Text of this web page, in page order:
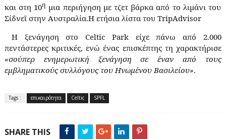
και στη 10η μια περιήγηση με τζετ βάρκα από το λιμάνι του
Σίδνεϊ στην Αυστραλία.Η ετήσια λίστα του TripAdvisor
Η ξενάγηση στο Celtic Park
είχε πάνω από 2.000
πεντάστερες κριτικές, ενώ ένας επισκέπτης τη χαρακτήρισε
«σούπερ ενημερωτική ξενάγηση σε έναν από τους
εμβληματικούς συλλόγους του Ηνωμένου Βασιλείου».
Tags : επικαιρότητα Celtic SPFL
SHARE THIS